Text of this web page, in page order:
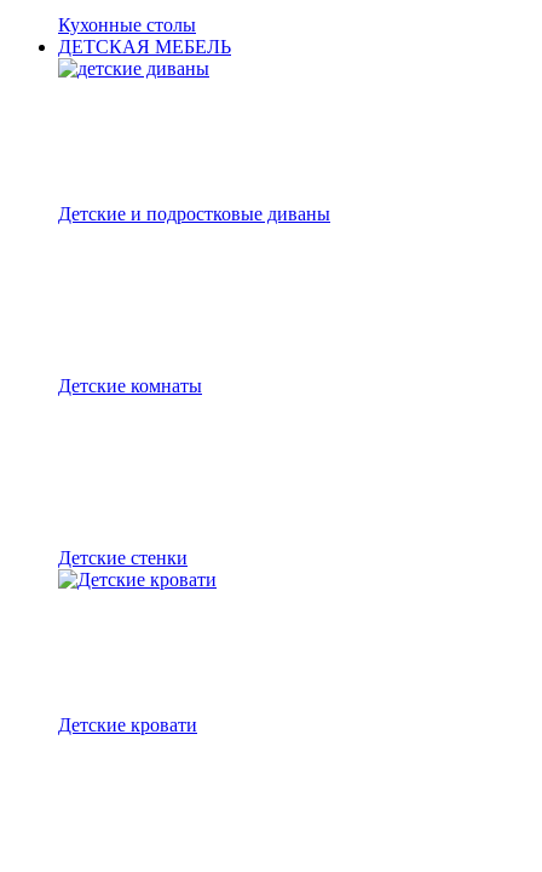
Кухонные столы
ДЕТСКАЯ МЕБЕЛЬ
Детские и подростковые диваны
Детские комнаты
Детские стенки
Детские кровати